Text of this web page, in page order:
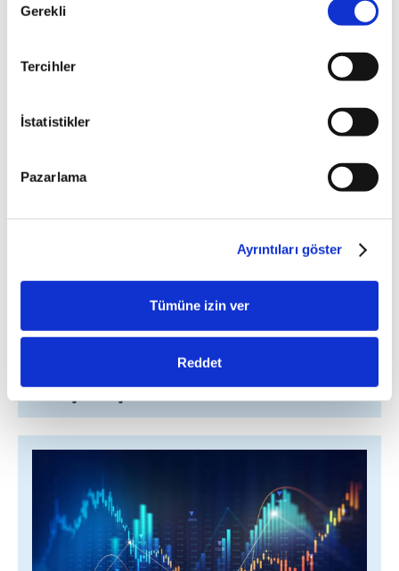
Seçimi
Gerekli
Tercihler
İstatistikler
Pazarlama
Ayrıntıları göster
Tümüne izin ver
Reddet
Sürdürülebilirlik Raporu Yayında